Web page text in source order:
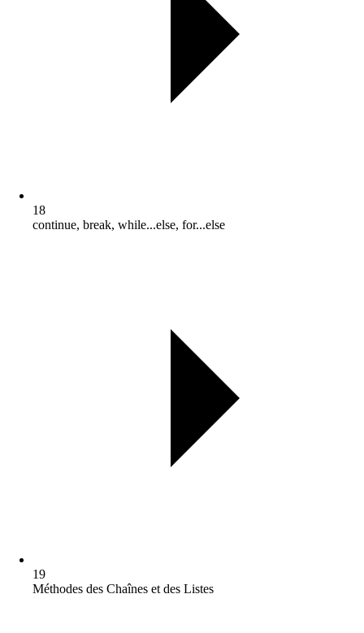
18
continue, break, while...else, for...else
19
Méthodes des Chaînes et des Listes